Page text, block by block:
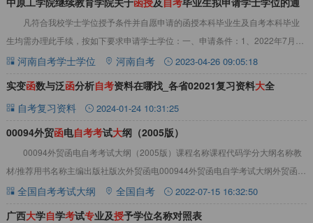
凡符合我校学士学位授予条件并自愿申请的函授本科毕业生及自考本科毕业
生均需办理此手续，按如下要求申请学士学位：一、申请条件：1、2022年7月至
2023年7月之间已获得自考本科毕业证
河南自考学士学位 河南自考 2023-04-26 09:05:18
实变函数与泛函分析自考资料在哪找_各省02021复习资料大全
自考复习资料
2024-01-24 10:31:25
00094外贸函电自考考试大纲（2005版）
00094外贸函电自考考试大纲（2005版）课程名称课程代码学分大纲名称教
材/推荐用书名称主编出版社版次外贸函电000944外贸函电自学考试大纲外贸函电
方春祥中国人民大学出版社20
全国自考考试大纲 全国自考 2022-07-15 16:32:50
广西大学自学考试专业及授予学位名称对照表